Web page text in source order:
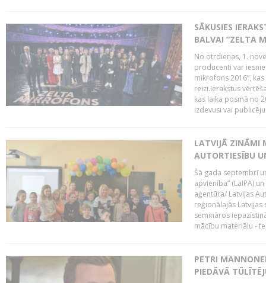
SĀKUSIES
BALVAI “ZELTA
No otrdienas, 1.
producenti var
mikrofons 2016”,
reizi.Ierakstus
kas laika posmā no
izdevusi vai
LATVIJĀ ZINĀMI
AUTORTIESĪBU
Šā gada septembrī
apvienība” (LaIPA)
aģentūra/ Latvijas
reģionālajās
semināros
mācību materiālu -
PETRI
PIEDĀVĀ